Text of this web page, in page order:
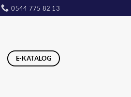
0544 775 82 13
E-KATALOG